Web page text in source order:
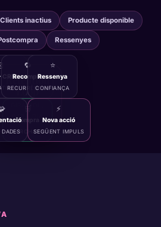
Clients inactius Producte disponible
Ressenyes
Retention
Loop
GIRA SOL,
CADA DIA
🛒
Compra
PURCHASE
DADES
CRM
🔁
Recompra
RECURRÈNCIA
⭐
Ressenya
CONFIANÇA
⚡
Nova acció
SEGÜENT IMPULS